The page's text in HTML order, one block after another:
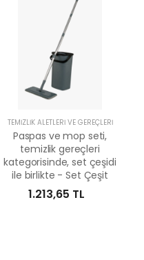
TEMIZLIK ALETLERI VE GEREÇLERI
Paspas ve mop seti,
temizlik gereçleri
kategorisinde, set çeşidi
ile birlikte - Set Çeşit
1.213,65 TL